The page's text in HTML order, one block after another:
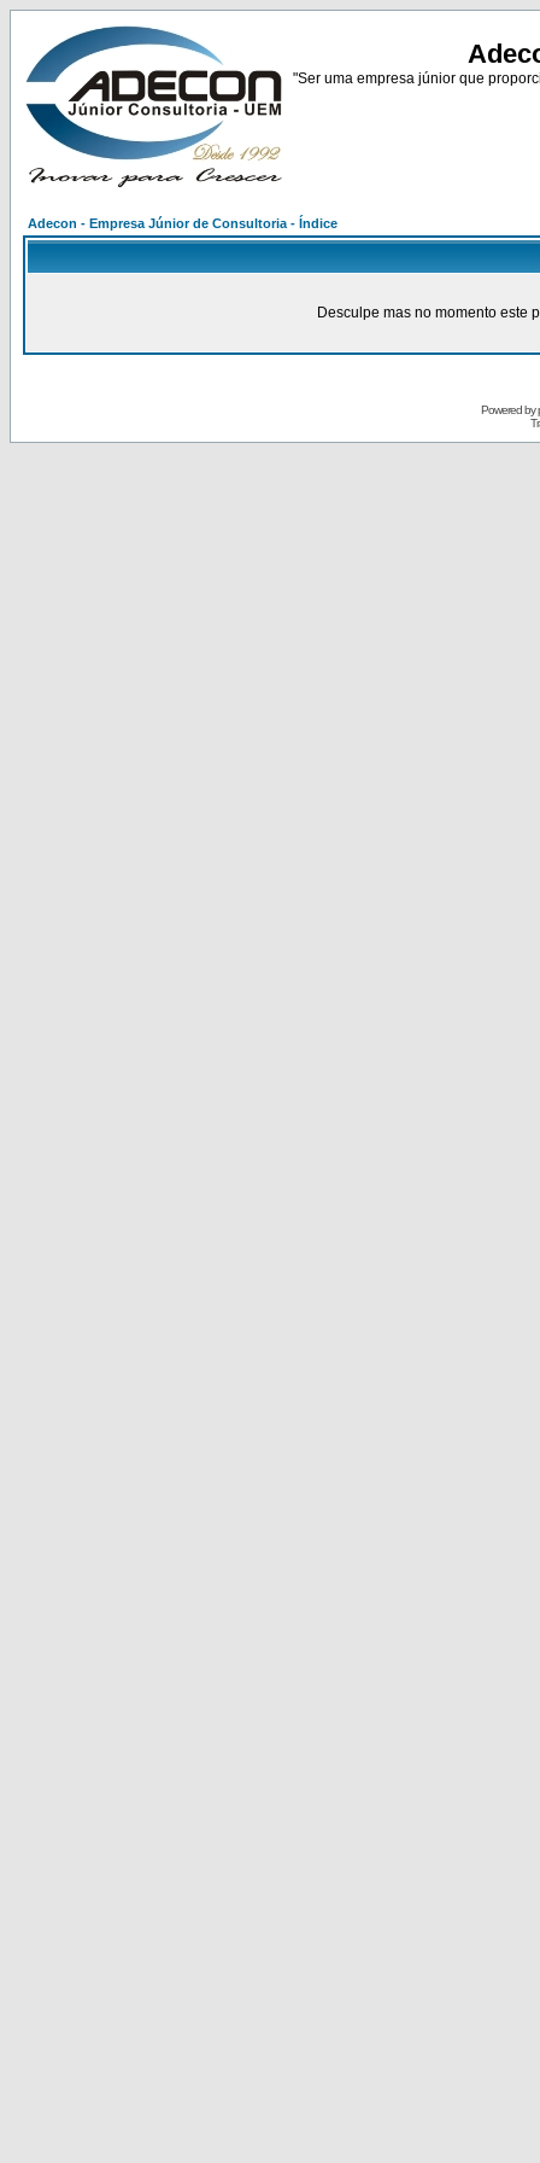
"Ser uma empresa júnior que
Adecon - Empresa Júnior de Consultoria - Índice
Desculpe mas no momento este
Powered by